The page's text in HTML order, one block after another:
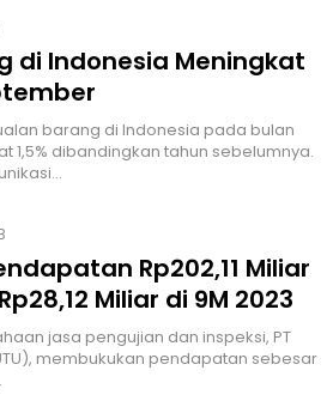
di Indonesia Meningkat
barang di Indonesia pada bulan
1,5% dibandingkan tahun sebelumnya.
Rp202,11 Miliar
Miliar di 9M 2023
jasa pengujian dan inspeksi, PT
membukukan pendapatan sebesar